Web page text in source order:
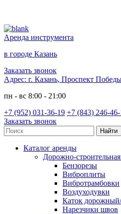
Аренда инструмента
в городе Казань
Заказать звонок
Адрес: г. Казань, Проспект
пн - вс 8:00 - 21:00
+7 (952) 031-36-19 +7 (843) 246-46-
Заказать звонок
Каталог аренды
Дорожно-
Бензорезы
Виброплиты
Вибротрамбовки
Воздуходувки
Каток
Нарезчики швов